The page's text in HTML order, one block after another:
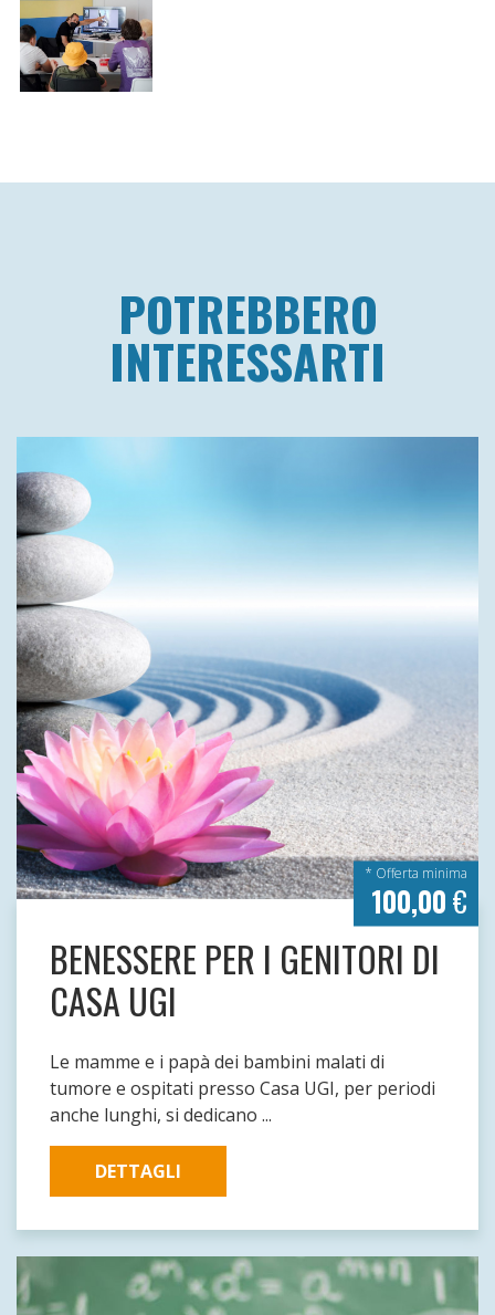
POTREBBERO
INTERESSARTI
* Offerta minima
100,00€
BENESSERE PER I GENITORI DI
CASA UGI
Le mamme e i papà dei bambini malati di
tumore e ospitati presso Casa UGI, per periodi
anche lunghi, si dedicano ...
DETTAGLI